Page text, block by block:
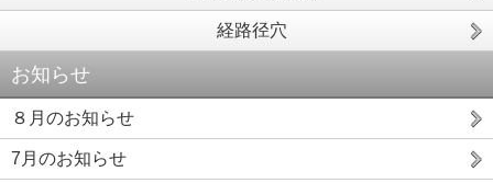
経路径穴
お知らせ
８月のお知らせ
7月のお知らせ